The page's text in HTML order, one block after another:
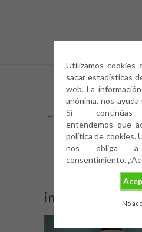
Utilizamos cookies
sacar estadísticas
web. La
anónima, nos
Si continúas
entendemos que
política de cookies.
nos obliga
consentimiento.
No
image